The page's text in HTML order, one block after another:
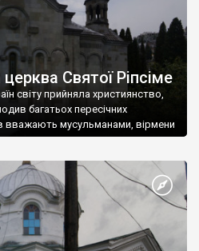
Святої Ріпсіме
світу прийняла християнство,
багатьох пересічних
вважають мусульманами, вірмени